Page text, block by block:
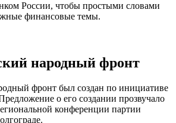
России, чтобы простыми словами
финансовые темы.
народный фронт
фронт был создан по инициативе
о его создании прозвучало
конференции партии